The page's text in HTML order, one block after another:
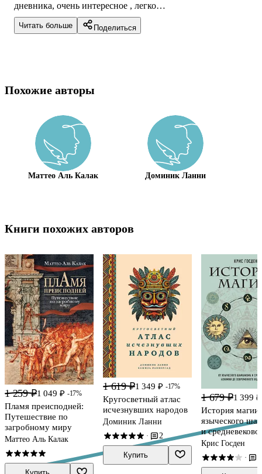
дневника, очень интересное , легко
приключение как будто путешествуешь вместе
с героями...
Читать больше Поделиться
Похожие авторы
Маттео Аль Калак Доминик Ланни
Книги похожих авторов
1 259 ₽1 049 ₽ -17%
Пламя преисподней:
Путешествие по
загробному миру
Маттео Аль Калак
1 619 ₽1 349 ₽ -17%
Кругосветный атлас
исчезнувших народов
Доминик Ланни
· 2
Купить
1 679 ₽1 399 ₽
История
языческого
и
алхимии до
современного
ведьмовства
Крис Госден
·